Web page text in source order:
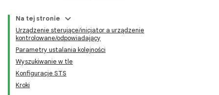
Na tej stronie
Urządzenie sterujące/inicjator a urządzenie
kontrolowane/odpowiadający
Parametry ustalania kolejności
Wyszukiwanie w tle
Konfiguracje STS
Kroki